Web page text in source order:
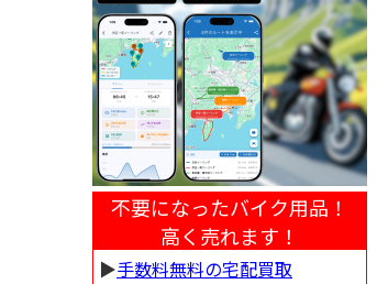
不要になったバイク用品！
高く売れます！
▶︎手数料無料の宅配買取